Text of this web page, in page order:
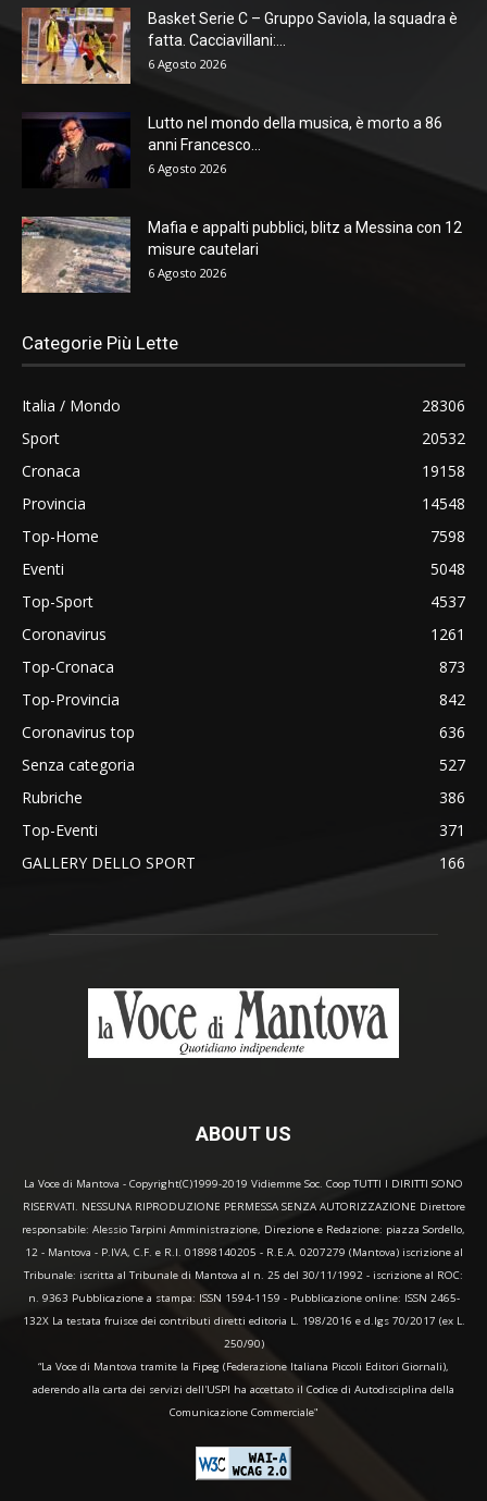
Basket Serie C – Gruppo Saviola, la squadra è
fatta. Cacciavillani:...
6 Agosto 2026
Lutto nel mondo della musica, è morto a 86
anni Francesco...
6 Agosto 2026
Mafia e appalti pubblici, blitz a Messina con 12
misure cautelari
6 Agosto 2026
Categorie Più Lette
Italia / Mondo
28306
Sport
20532
Cronaca
19158
Provincia
14548
Top-Home
7598
Eventi
5048
Top-Sport
4537
Coronavirus
1261
Top-Cronaca
873
Top-Provincia
842
Coronavirus top
636
Senza categoria
527
Rubriche
386
Top-Eventi
371
GALLERY DELLO SPORT
166
ABOUT US
La Voce di Mantova - Copyright(C)1999-2019 Vidiemme Soc. Coop TUTTI I DIRITTI SONO
RISERVATI. NESSUNA RIPRODUZIONE PERMESSA SENZA AUTORIZZAZIONE Direttore
responsabile: Alessio Tarpini Amministrazione, Direzione e Redazione: piazza Sordello,
12 - Mantova - P.IVA, C.F. e R.I. 01898140205 - R.E.A. 0207279 (Mantova) iscrizione al
Tribunale: iscritta al Tribunale di Mantova al n. 25 del 30/11/1992 - iscrizione al ROC:
n. 9363 Pubblicazione a stampa: ISSN 1594-1159 - Pubblicazione online: ISSN 2465-
132X La testata fruisce dei contributi diretti editoria L. 198/2016 e d.lgs 70/2017 (ex L.
250/90)
“La Voce di Mantova tramite la Fipeg (Federazione Italiana Piccoli Editori Giornali),
aderendo alla carta dei servizi dell'USPI ha accettato il Codice di Autodisciplina della
Comunicazione Commerciale"